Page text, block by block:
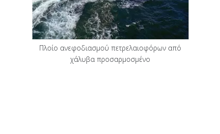
Πλοίο ανεφοδιασμού πετρελαιοφόρων από
χάλυβα προσαρμοσμένο